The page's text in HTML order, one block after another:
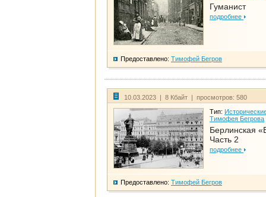
Гуманист
подробнее
Предоставлено: Тимофей Бегров
10.03.2023 | 8 Кбайт | просмотров: 580
Тип:
Тимофея Бегрова
Берлинская
Часть 2
подробнее
Предоставлено: Тимофей Бегров